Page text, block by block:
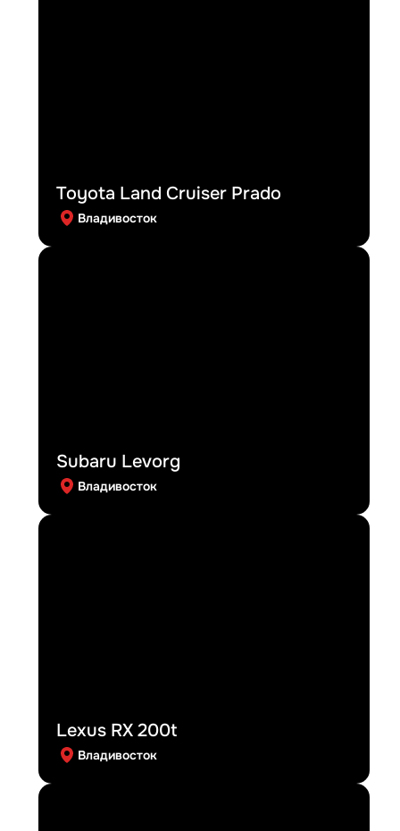
Toyota Land Cruiser Prado
Владивосток
Subaru Levorg
Владивосток
Lexus RX 200t
Владивосток